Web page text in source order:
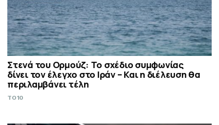
Στενά του Ορμούζ: Το σχέδιο συμφωνίας
δίνει τον έλεγχο στο Ιράν – Και η διέλευση θα
περιλαμβάνει τέλη
TO10